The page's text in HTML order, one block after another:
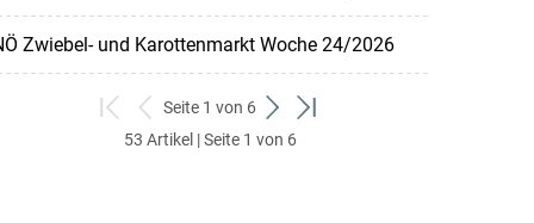
Zwiebel- und Karottenmarkt Woche 24/2026
zum
ersten
zurück
zum
Seite 1 von 6
weiter
zum
zum
53 Artikel | Seite 1 von 6